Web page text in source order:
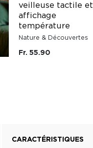
veilleuse tactile et
affichage
température
Nature & Découvertes
Fr. 55.90
CARACTÉRISTIQUES